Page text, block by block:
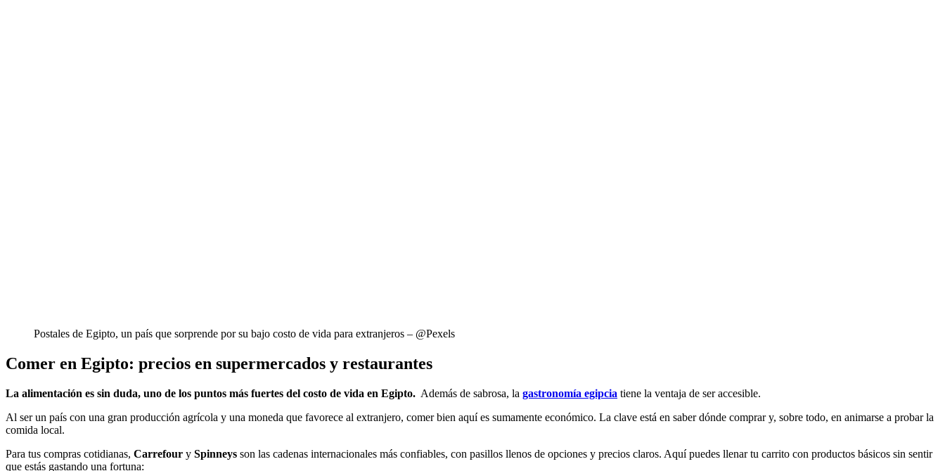
Postales de Egipto, un país que sorprende por su bajo costo de vida para extranjeros – @Pexels
Comer en Egipto: precios en supermercados y restaurantes
La alimentación es sin duda, uno de los puntos más fuertes del costo de vida en Egipto. Además de sabrosa, la gastronomía egipcia tiene la ventaja de ser accesible.
Al ser un país con una gran producción agrícola y una moneda que favorece al extranjero, comer bien aquí es sumamente económico. La clave está en saber dónde comprar y, sobre todo, en animarse a probar la
comida local.
Para tus compras cotidianas, Carrefour y Spinneys son las cadenas internacionales más confiables, con pasillos llenos de opciones y precios claros. Aquí puedes llenar tu carrito con productos básicos sin sentir
que estás gastando una fortuna: